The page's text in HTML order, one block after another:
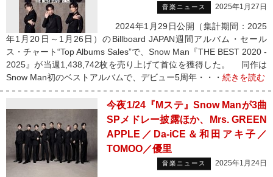
音楽ニュース 2025年1月27日
2024年1月29日公開（集計期間：2025
年1月20日～1月26日）のBillboard JAPAN週間アルバム・セール
ス・チャート“Top Albums Sales”で、Snow Man『THE BEST 2020 -
2025』が当週1,438,742枚を売り上げて首位を獲得した。 同作は
Snow Man初のベストアルバムで、デビュー5周年・・・ 続きを読む
今夜1/24『Mステ』Snow Manが3曲
SPメドレー披露ほか、Mrs. GREEN
APPLE／Da-iCE＆和田アキ子／
TOMOO／優里
音楽ニュース 2025年1月24日